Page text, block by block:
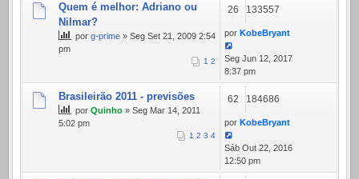
Quem é melhor: Adriano ou
Nilmar?
por g-prime » Seg Set 21, 2009 2:54
pm
1 2
26 133557
por KobeBryant
Seg Jun 12, 2017
8:37 pm
Brasileirão 2011 - previsões
por Quinho » Seg Mar 14, 2011
5:02 pm
1 2 3 4
62 184686
por KobeBryant
Sáb Out 22, 2016
12:50 pm